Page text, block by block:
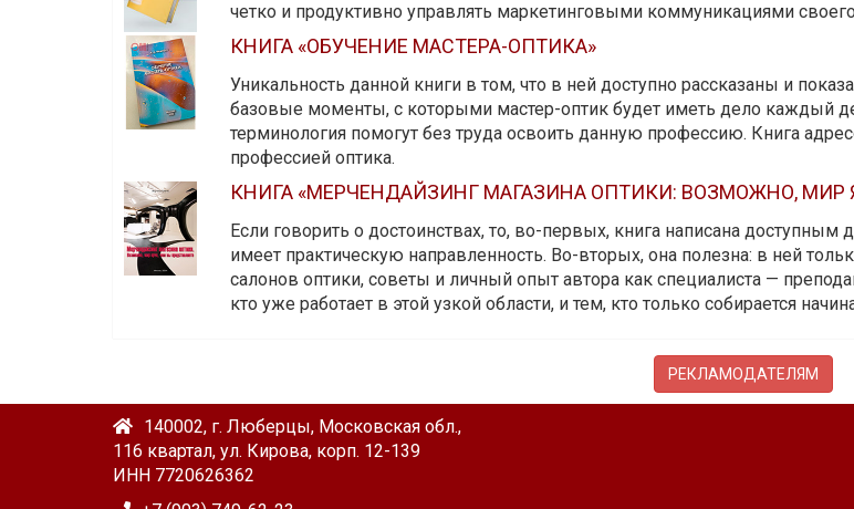
четко и продуктивно управлять маркетинговыми коммуникациями
КНИГА «ОБУЧЕНИЕ МАСТЕРА-ОПТИКА»
Уникальность данной книги в том, что в ней доступно рассказаны и
базовые моменты, с которыми мастер-оптик будет иметь дело каждый
терминология помогут без труда освоить данную профессию. Книга
профессией оптика.
КНИГА «МЕРЧЕНДАЙЗИНГ МАГАЗИНА ОПТИКИ: ВОЗМОЖНО, МИР
Если говорить о достоинствах, то, во-первых, книга написана
имеет практическую направленность. Во-вторых, она полезна: в ней
салонов оптики, советы и личный опыт автора как специалиста —
кто уже работает в этой узкой области, и тем, кто только собирается
РЕКЛАМОДАТЕЛЯМ
140002, г. Люберцы, Московская обл.,
116 квартал, ул. Кирова, корп. 12-139
ИНН 7720626362